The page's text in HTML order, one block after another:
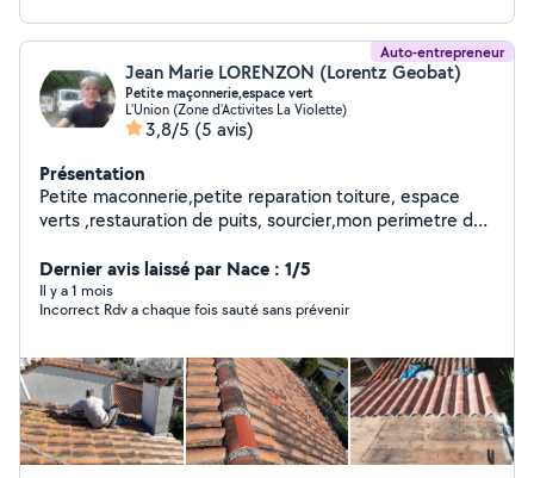
Auto-entrepreneur
Jean Marie LORENZON (Lorentz Geobat)
Petite maçonnerie,espace vert
L'Union (Zone d'Activites La Violette)
3,8/5 (5 avis)
Présentation
Petite maconnerie,petite reparation toiture, espace
verts ,restauration de puits, sourcier,mon perimetre d
toutefois vous souhaitez me joindre voir avec mon nom
de ste et mon nom sur google a l' Union 31240
Dernier avis laissé par Nace : 1/5
Il y a 1 mois
Incorrect Rdv a chaque fois sauté sans prévenir